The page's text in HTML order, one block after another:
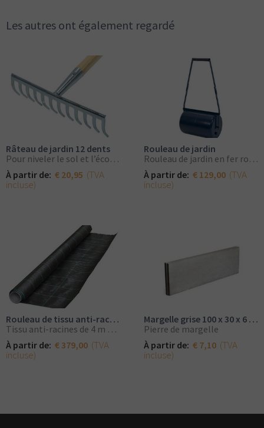
Les autres ont également regardé
Râteau de jardin 12 dents
Pour niveler le sol et l’écorce
À partir de: € 20,95 (TVA
incluse)
Rouleau de jardin
Rouleau de jardin en fer robuste
À partir de: € 129,00 (TVA
incluse)
Rouleau de tissu anti-racines 4mx100m de large
Tissu anti-racines de 4 m de large par rouleau
À partir de: € 379,00 (TVA
incluse)
Margelle grise 100 x 30 x 6 cm
Pierre de margelle
À partir de: € 7,10 (TVA
incluse)